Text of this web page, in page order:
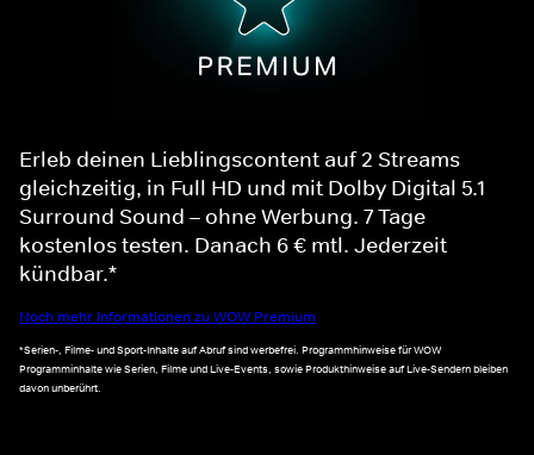
Erleb deinen Lieblingscontent auf 2 Streams
gleichzeitig, in Full HD und mit Dolby Digital 5.1
Surround Sound – ohne Werbung. 7 Tage
kostenlos testen. Danach 6 € mtl. Jederzeit
kündbar.*
Noch mehr Informationen zu WOW Premium
*Serien-, Filme- und Sport-Inhalte auf Abruf sind werbefrei. Programmhinweise für WOW
Programminhalte wie Serien, Filme und Live-Events, sowie Produkthinweise auf Live-Sendern bleiben
davon unberührt.